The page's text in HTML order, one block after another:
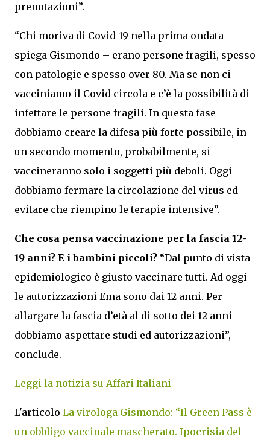
prenotazioni”.
“Chi moriva di Covid-19 nella prima ondata –
spiega Gismondo – erano persone fragili, spesso
con patologie e spesso over 80. Ma se non ci
vacciniamo il Covid circola e c’è la possibilità di
infettare le persone fragili. In questa fase
dobbiamo creare la difesa più forte possibile, in
un secondo momento, probabilmente, si
vaccineranno solo i soggetti più deboli. Oggi
dobbiamo fermare la circolazione del virus ed
evitare che riempino le terapie intensive”.
Che cosa pensa vaccinazione per la fascia 12-
19 anni? E i bambini piccoli? “Dal punto di vista
epidemiologico è giusto vaccinare tutti. Ad oggi
le autorizzazioni Ema sono dai 12 anni. Per
allargare la fascia d’età al di sotto dei 12 anni
dobbiamo aspettare studi ed autorizzazioni”,
conclude.
Leggi la notizia su Affari Italiani
L'articolo La virologa Gismondo: “Il Green Pass è
un obbligo vaccinale mascherato. Ipocrisia del